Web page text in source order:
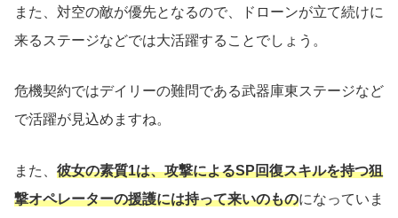
また、対空の敵が優先となるので、ドローンが立て続けに
来るステージなどでは大活躍することでしょう。
危機契約ではデイリーの難問である武器庫東ステージなど
で活躍が見込めますね。
また、 彼女の素質1は、攻撃によるSP回復スキルを持つ狙
撃オペレーターの援護には持って来いのものになっていま